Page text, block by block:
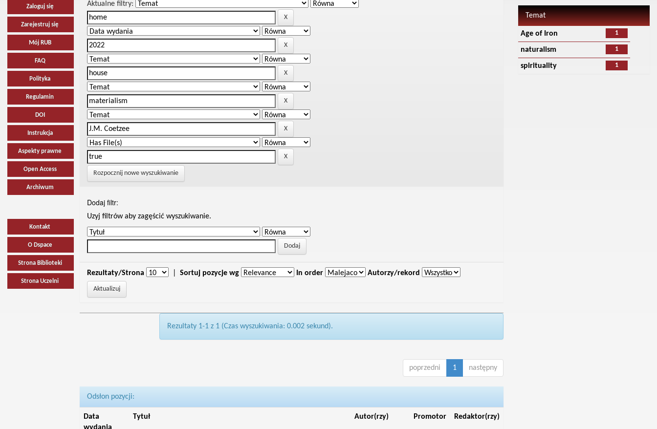
Zaloguj się
Zarejestruj się
Mój RUB
FAQ
Polityka
Regulamin
DOI
Instrukcja
Aspekty prawne
Open Access
Archiwum
Kontakt
O Dspace
Strona Biblioteki
Strona Uczelni
Aktualne filtry:
Rozpocznij nowe wyszukiwanie
Dodaj filtr:
Uzyj filtrów aby zagęścić wyszukiwanie.
Rezultaty/Strona Sortuj pozycje wg In order Autorzy/rekord
Rezultaty 1-1 z 1 (Czas wyszukiwania: 0.002 sekund).
poprzedni 1 następny
Odsłon pozycji:
Data
Tytuł Autor(rzy) Promotor Redaktor(rzy)
Temat
1
Age of Iron
1
naturalism
1
spirituality